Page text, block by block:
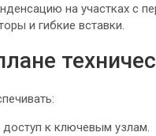
на участках с
и гибкие вставки.
к ключевым узлам.